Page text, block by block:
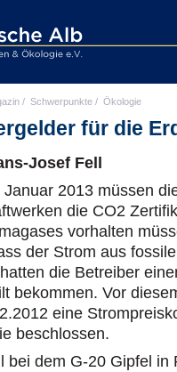
/ Schwerpunkte / Ökologie
für die
Josef Fell
Januar 2013 müssen
die CO2
vorhalten
der Strom aus
die Betreiber
bekommen. Vor
eine
beschlossen.
bei dem G-20 Gipfel in